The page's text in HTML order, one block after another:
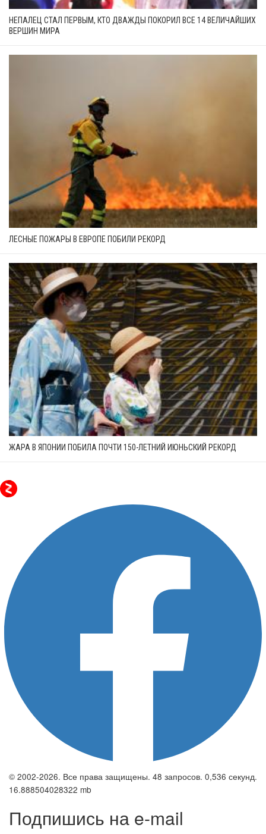
НЕПАЛЕЦ СТАЛ ПЕРВЫМ, КТО ДВАЖДЫ ПОКОРИЛ ВСЕ 14 ВЕЛИЧАЙШИХ
ВЕРШИН МИРА
ЛЕСНЫЕ ПОЖАРЫ В ЕВРОПЕ ПОБИЛИ РЕКОРД
ЖАРА В ЯПОНИИ ПОБИЛА ПОЧТИ 150-ЛЕТНИЙ ИЮНЬСКИЙ РЕКОРД
© 2002-2026. Все права защищены. 48 запросов. 0,536 секунд.
16.888504028322 mb
Подпишись на e-mail